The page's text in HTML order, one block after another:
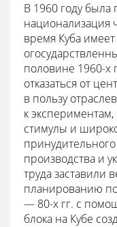
В 1960 году была
национализация
время Куба
половине 1960-х
отказаться от
в пользу
к
стимулы и
производства и
труда заставили
планированию по
— 80-х гг. с
блока на Кубе